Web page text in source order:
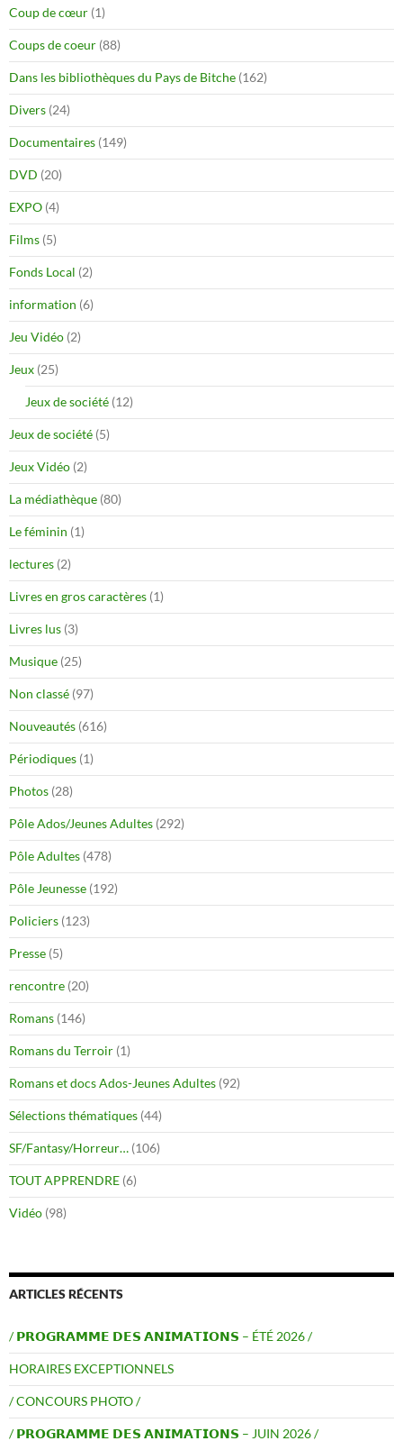
Coup de cœur (1)
Coups de coeur (88)
Dans les bibliothèques du Pays de Bitche (162)
Divers (24)
Documentaires (149)
DVD (20)
EXPO (4)
Films (5)
Fonds Local (2)
information (6)
Jeu Vidéo (2)
Jeux (25)
Jeux de société (12)
Jeux de société (5)
Jeux Vidéo (2)
La médiathèque (80)
Le féminin (1)
lectures (2)
Livres en gros caractères (1)
Livres lus (3)
Musique (25)
Non classé (97)
Nouveautés (616)
Périodiques (1)
Photos (28)
Pôle Ados/Jeunes Adultes (292)
Pôle Adultes (478)
Pôle Jeunesse (192)
Policiers (123)
Presse (5)
rencontre (20)
Romans (146)
Romans du Terroir (1)
Romans et docs Ados-Jeunes Adultes (92)
Sélections thématiques (44)
SF/Fantasy/Horreur… (106)
TOUT APPRENDRE (6)
Vidéo (98)
ARTICLES RÉCENTS
/ 𝗣𝗥𝗢𝗚𝗥𝗔𝗠𝗠𝗘 𝗗𝗘𝗦 𝗔𝗡𝗜𝗠𝗔𝗧𝗜𝗢𝗡𝗦 – ÉTÉ 2026 /
HORAIRES EXCEPTIONNELS
/ CONCOURS PHOTO /
/ 𝗣𝗥𝗢𝗚𝗥𝗔𝗠𝗠𝗘 𝗗𝗘𝗦 𝗔𝗡𝗜𝗠𝗔𝗧𝗜𝗢𝗡𝗦 – JUIN 2026 /